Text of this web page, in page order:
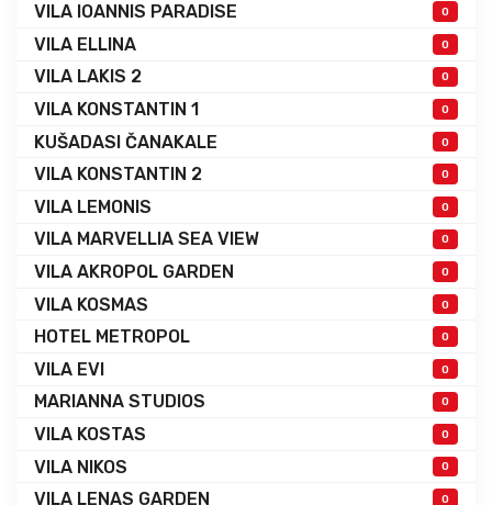
VILA IOANNIS PARADISE 0
VILA ELLINA 0
VILA LAKIS 2 0
VILA KONSTANTIN 1 0
KUŠADASI ČANAKALE 0
VILA KONSTANTIN 2 0
VILA LEMONIS 0
VILA MARVELLIA SEA VIEW 0
VILA AKROPOL GARDEN 0
VILA KOSMAS 0
HOTEL METROPOL 0
VILA EVI 0
MARIANNA STUDIOS 0
VILA KOSTAS 0
VILA NIKOS 0
VILA LENAS GARDEN 0